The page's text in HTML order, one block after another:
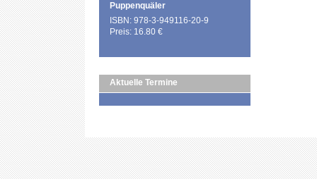
Puppenquäler
ISBN: 978-3-949116-20-9
Preis: 16.80 €
Aktuelle Termine